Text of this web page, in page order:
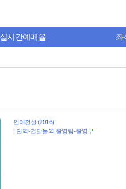
실시간예매율 좌
인어전설 (2016)
: 단역-건달들역,촬영팀-촬영부